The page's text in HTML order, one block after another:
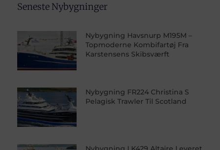
Seneste Nybygninger
Nybygning Havsnurp M195M –
Topmoderne Kombifartøj Fra
Karstensens Skibsværft
Nybygning FR224 Christina S
Pelagisk Trawler Til Scotland